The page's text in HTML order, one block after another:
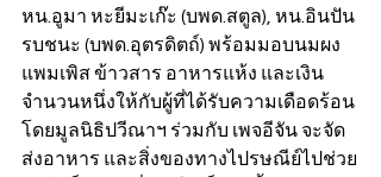
หน.อูมา หะยีมะเก๊ะ (บพด.สตูล), หน.อินปัน
รบชนะ (บพด.อุตรดิตถ์) พร้อมมอบนมผง
แพมเพิส ข้าวสาร อาหารแห้ง และเงิน
จำนวนหนึ่งให้กับผู้ที่ได้รับความเดือดร้อน
โดยมูลนิธิปวีณาฯ ร่วมกับ เพจอีจัน จะจัด
ส่งอาหาร และสิ่งของทางไปรษณีย์ไปช่วย